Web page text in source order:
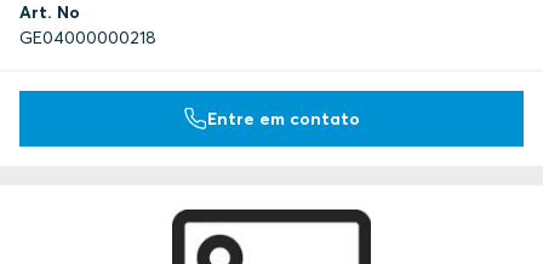
Art. No
GE04000000218
Entre em contato